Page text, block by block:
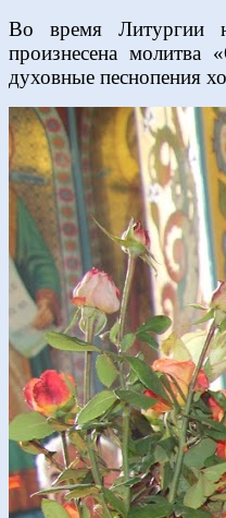
Во время Литургии
произнесена
духовные песнопения